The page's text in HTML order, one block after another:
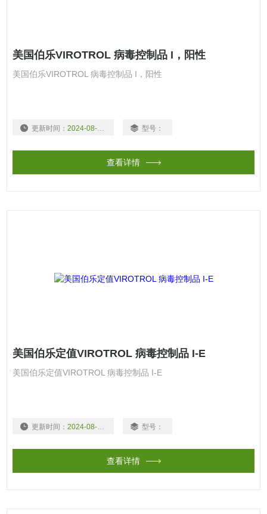
美国伯乐VIROTROL 病毒控制品 I，阳性
美国伯乐VIROTROL 病毒控制品 I，阳性
更新时间： 2024-08-19 型号：
查看详情
美国伯乐定值VIROTROL 病毒控制品 I-E
美国伯乐定值VIROTROL 病毒控制品 I-E
更新时间： 2024-08-19 型号：
查看详情